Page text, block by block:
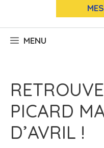
MENU
PICARD
D’AVRIL !